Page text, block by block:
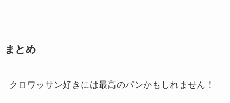
まとめ
クロワッサン好きには最高のパンかもしれません！